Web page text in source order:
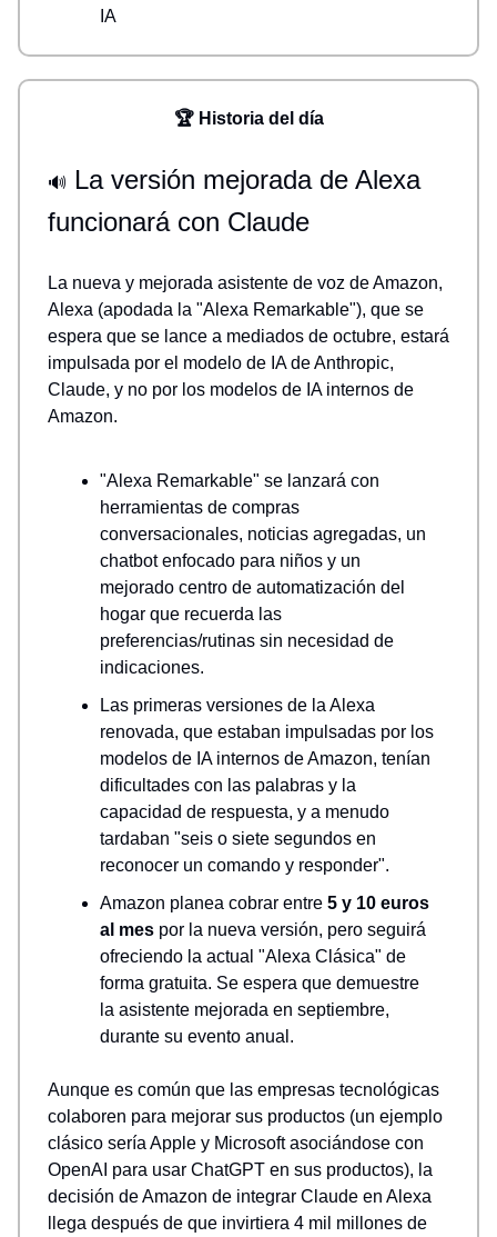
IA
🏆 Historia del día
🔊 La versión mejorada de Alexa
funcionará con Claude
La nueva y mejorada asistente de voz de Amazon,
Alexa (apodada la "Alexa Remarkable"), que se
espera que se lance a mediados de octubre, estará
impulsada por el modelo de IA de Anthropic,
Claude, y no por los modelos de IA internos de
Amazon.
"Alexa Remarkable" se lanzará con
herramientas de compras
conversacionales, noticias agregadas, un
chatbot enfocado para niños y un
mejorado centro de automatización del
hogar que recuerda las
preferencias/rutinas sin necesidad de
indicaciones.
Las primeras versiones de la Alexa
renovada, que estaban impulsadas por los
modelos de IA internos de Amazon, tenían
dificultades con las palabras y la
capacidad de respuesta, y a menudo
tardaban "seis o siete segundos en
reconocer un comando y responder".
Amazon planea cobrar entre 5 y 10 euros
al mes por la nueva versión, pero seguirá
ofreciendo la actual "Alexa Clásica" de
forma gratuita. Se espera que demuestre
la asistente mejorada en septiembre,
durante su evento anual.
Aunque es común que las empresas tecnológicas
colaboren para mejorar sus productos (un ejemplo
clásico sería Apple y Microsoft asociándose con
OpenAI para usar ChatGPT en sus productos), la
decisión de Amazon de integrar Claude en Alexa
llega después de que invirtiera 4 mil millones de